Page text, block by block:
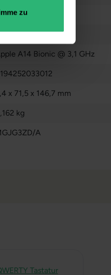
zu
GB
A14 Bionic @ 3,1 GHz
x 71,5 x 146,7 mm
kg
A